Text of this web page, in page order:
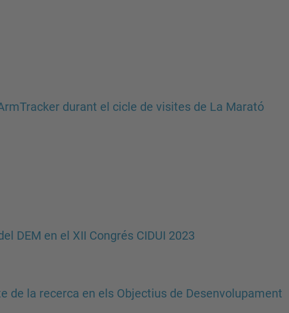
durant el cicle de visites de La Marató
DEM en el XII Congrés CIDUI 2023
de la recerca en els Objectius de Desenvolupament